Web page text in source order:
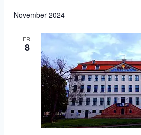
November 2024
FR.
8